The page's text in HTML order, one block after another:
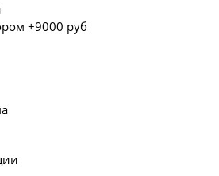
+9000 руб